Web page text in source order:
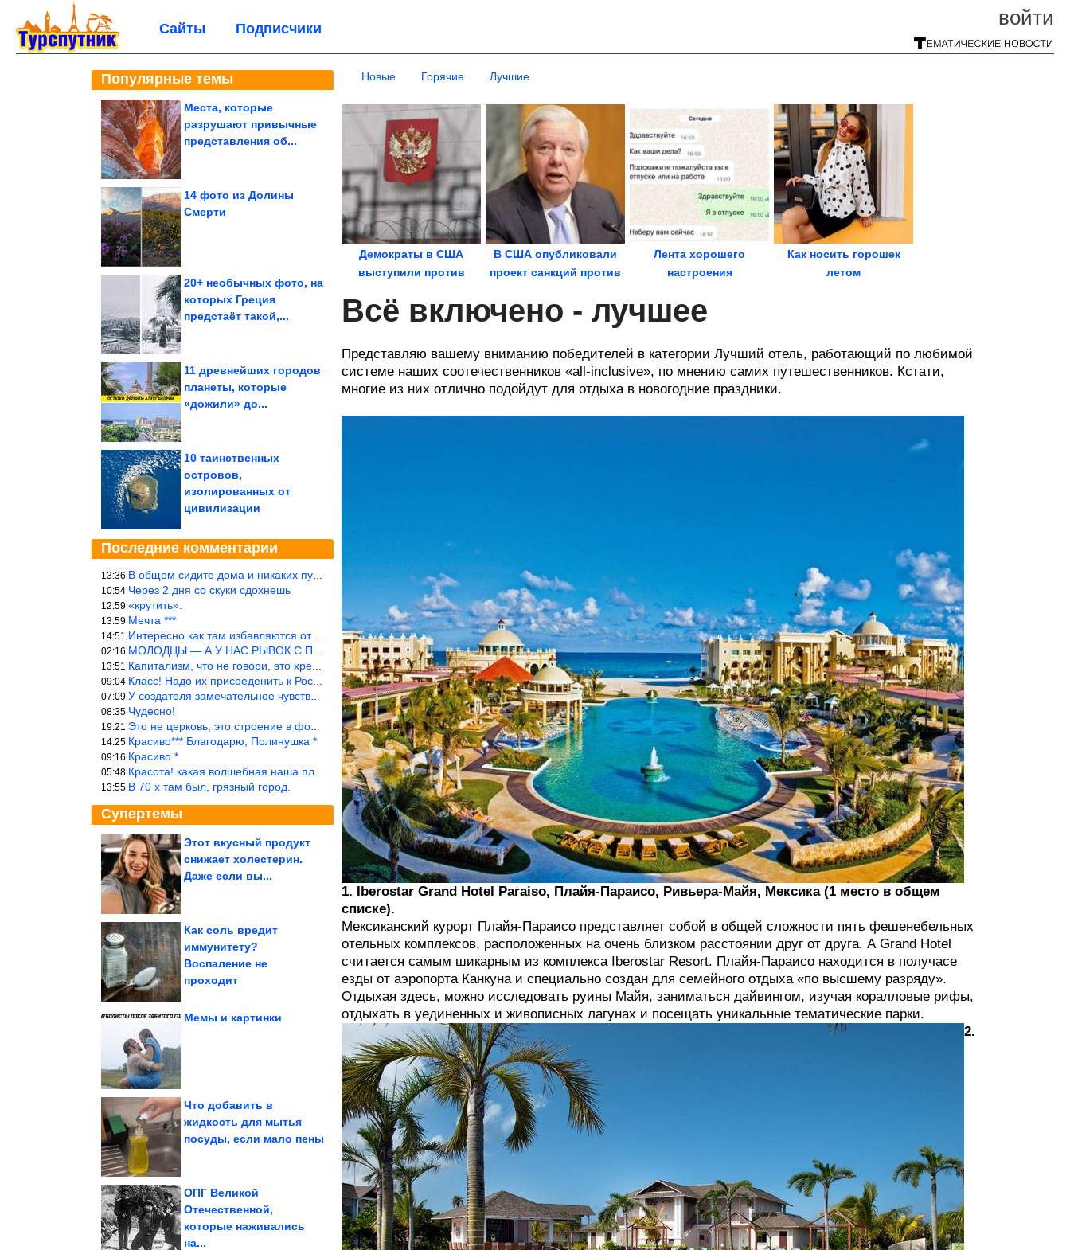
войти
Сайты Подписчики
Популярные темы
Места, которые
разрушают привычные
представления об...
14 фото из Долины
Смерти
20+ необычных фото, на
которых Греция
предстаёт такой,...
11 древнейших городов
планеты, которые
«дожили» до...
10 таинственных
островов,
изолированных от
цивилизации
Последние комментарии
13:36 В общем сидите дома и никаких путешествий А самая грязная в от
10:54 Через 2 дня со скуки сдохнешь
12:59 «крутить».
13:59 Мечта ***
14:51 Интересно как там избавляются от физиологических и прочих отходо
02:16 МОЛОДЦЫ — А У НАС РЫВОК С ПРОРЫВОМ В ТРУБУ
13:51 Капитализм, что не говори, это хреново (((
09:04 Класс! Надо их присоеденить к России!
07:09 У создателя замечательное чувство юмора! ))
08:35 Чудесно!
19:21 Это не церковь, это строение в форме церкви.
14:25 Красиво*** Благодарю, Полинушка *
09:16 Красиво *
05:48 Красота! какая волшебная наша планета!… еще-бы, мы понимали это…
13:55 В 70 х там был, грязный город.
Супертемы
Этот вкусный продукт
снижает холестерин.
Даже если вы...
Полезные привычки,
проблем с...
Как соль вредит
иммунитету?
Воспаление не
проходит
Мемы и картинки
Что добавить в
жидкость для мытья
посуды, если мало пены
Почему некоторые
ОПГ Великой
Отечественной,
которые наживались
на...
7 привычек, которые
стоит внедрить в жизнь.
Новые Горячие Лучшие
Демократы в США
выступили против
В США опубликовали
проект санкций против
Лента хорошего
настроения
Как носить горошек
летом
Всё включено - лучшее
Представляю вашему вниманию победителей в категории Лучший отель, работающий по любимой
системе наших соотечественников «all-inclusive», по мнению самих путешественников. Кстати,
многие из них отлично подойдут для отдыха в новогодние праздники.
1. Iberostar Grand Hotel Paraiso, Плайя-Параисо, Ривьера-Майя, Мексика (1 место в общем
списке).
Мексиканский курорт Плайя-Параисо представляет собой в общей сложности пять фешенебельных
отельных комплексов, расположенных на очень близком расстоянии друг от друга. А Grand Hotel
считается самым шикарным из комплекса Iberostar Resort. Плайя-Параисо находится в получасе
езды от аэропорта Канкуна и специально создан для семейного отдыха «по высшему разряду».
Отдыхая здесь, можно исследовать руины Майя, заниматься дайвингом, изучая коралловые рифы,
отдыхать в уединенных и живописных лагунах и посещать уникальные тематические парки.
2.